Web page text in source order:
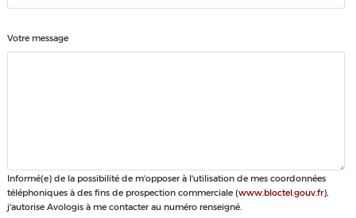
Votre message
Informé(e) de la possibilité de m'opposer à l'utilisation de mes coordonnées
téléphoniques à des fins de prospection commerciale (www.bloctel.gouv.fr),
j'autorise Avologis à me contacter au numéro renseigné.